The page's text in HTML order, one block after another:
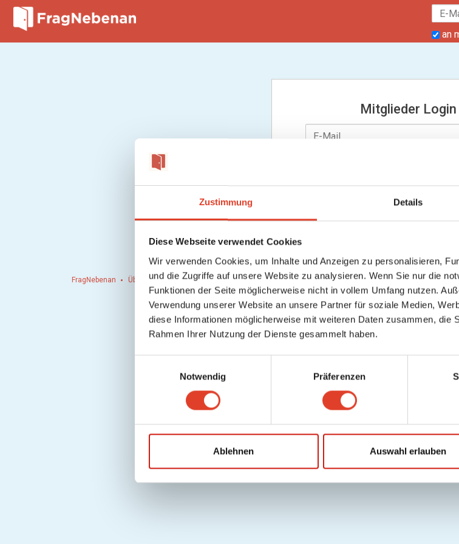
Zustimmung Details
Diese Webseite verwendet Cookies
Wir verwenden Cookies, um Inhalte und Anzeigen zu personalisieren,
und die Zugriffe auf unsere Website zu analysieren. Wenn Sie nur die
Funktionen der Seite möglicherweise nicht in vollem Umfang nutzen.
Verwendung unserer Website an unsere Partner für soziale Medien,
diese Informationen möglicherweise mit weiteren Daten zusammen, die
Rahmen Ihrer Nutzung der Dienste gesammelt haben.
g
Notwendig Präferenzen
Ablehnen Auswahl erlauben
an
Mitglieder Login
an mich erinnern
FragNebenan Über uns Presse Hausordnung Hilfe / FAQ Datenschutz Cookies
Copyright © 2026 FragNebenan. Alle Rechte